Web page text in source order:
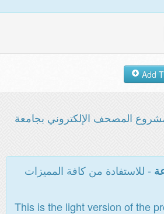
المصحف الإلكتروني بجامعة
- للاستفادة من كافة المميزات
This is the light version of the